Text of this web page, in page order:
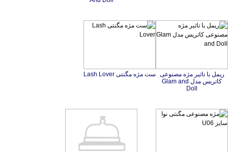
ریمل کاتریس با تأثیر مژه
مصنوعی ضد آب مدل Glam
ريمل با تاثير مژه مصنوعی
کاتريس مدل Glam and